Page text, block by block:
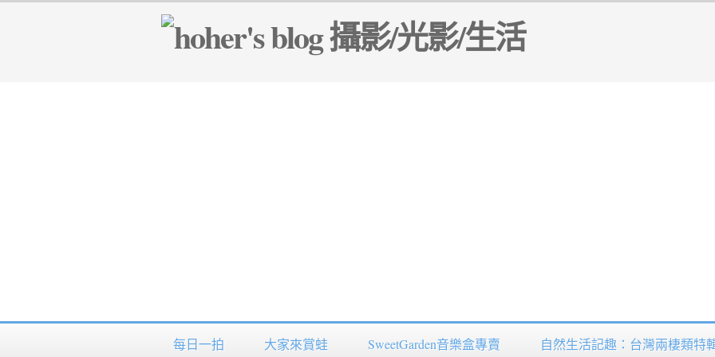
每日一拍 大家來賞蛙 SweetGarden音樂盒專賣 自然生活記趣：台灣兩棲類特